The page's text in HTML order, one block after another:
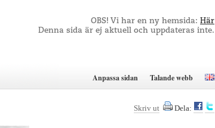
OBS! Vi har en ny hemsida: Här
Denna sida är ej aktuell och uppdateras inte.
Anpassa sidan Talande webb
Skriv ut Dela: